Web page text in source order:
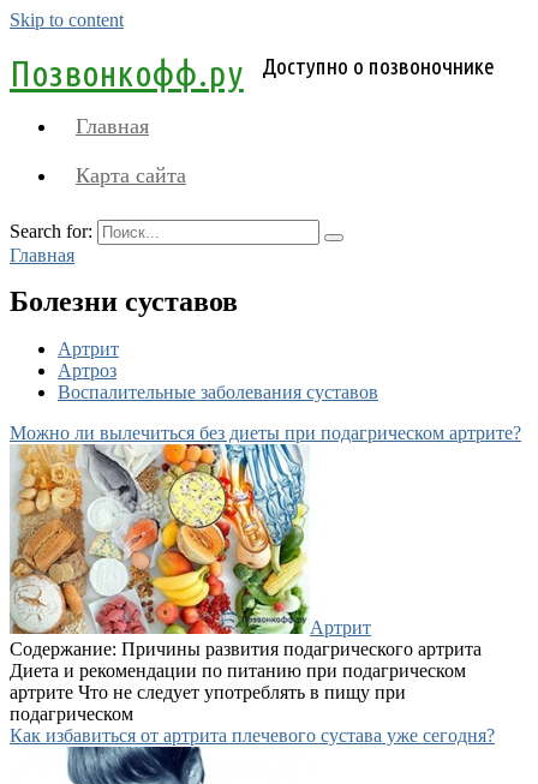
Skip to content
Позвонкофф.ру Доступно о позвоночнике
Главная
Карта сайта
Search for:
Главная
Болезни суставов
Артрит
Артроз
Воспалительные заболевания суставов
Можно ли вылечиться без диеты при подагрическом артрите?
Артрит
Содержание: Причины развития подагрического артрита
Диета и рекомендации по питанию при подагрическом
артрите Что не следует употреблять в пищу при
подагрическом
Как избавиться от артрита плечевого сустава уже сегодня?